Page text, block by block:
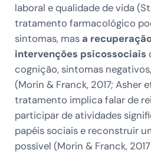
laboral e qualidade de vida
tratamento farmacológico
sintomas, mas a
intervenções psicossociais
cognição, sintomas
(Morin & Franck, 2017; Asher
tratamento implica falar de
participar de atividades
papéis sociais e reconstruir
possível (Morin & Franck,